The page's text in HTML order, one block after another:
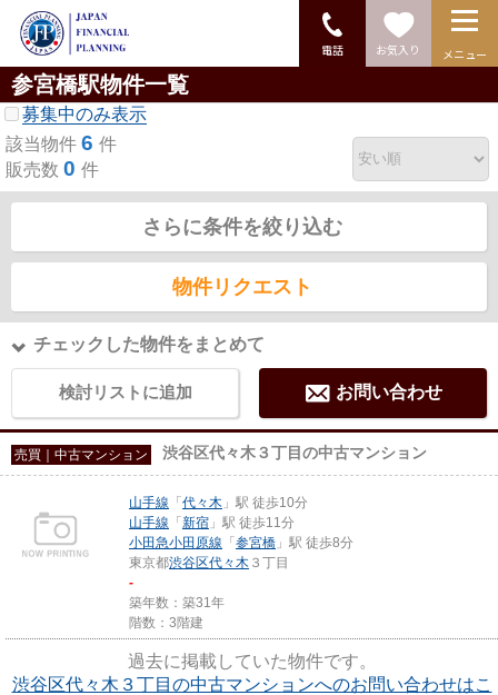
電話 お気入り メニュー
参宮橋駅物件一覧
募集中のみ表示
該当物件 6 件
販売数 0 件
さらに条件を絞り込む
物件リクエスト
チェックした物件をまとめて
検討リストに追加 お問い合わせ
売買｜中古マンション 渋谷区代々木３丁目の中古マンション
山手線 「代々木 」駅 徒歩10分
山手線 「新宿 」駅 徒歩11分
小田急小田原線 「参宮橋 」駅 徒歩8分
東京都渋谷区代々木 ３丁目
-
築年数：築31年
階数：3階建
過去に掲載していた物件です。
渋谷区代々木３丁目の中古マンションへのお問い合わせはこ